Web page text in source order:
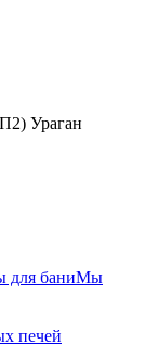
для баниМы
печей